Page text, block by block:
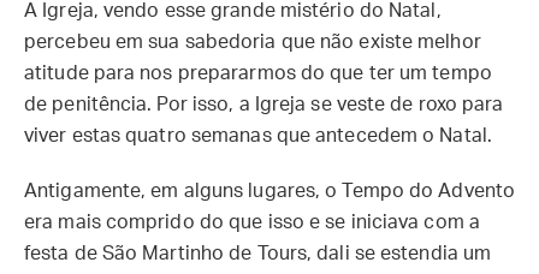
A Igreja, vendo esse grande mistério do Natal,
percebeu em sua sabedoria que não existe melhor
atitude para nos prepararmos do que ter um tempo
de penitência. Por isso, a Igreja se veste de roxo para
viver estas quatro semanas que antecedem o Natal.
Antigamente, em alguns lugares, o Tempo do Advento
era mais comprido do que isso e se iniciava com a
festa de São Martinho de Tours, dali se estendia um